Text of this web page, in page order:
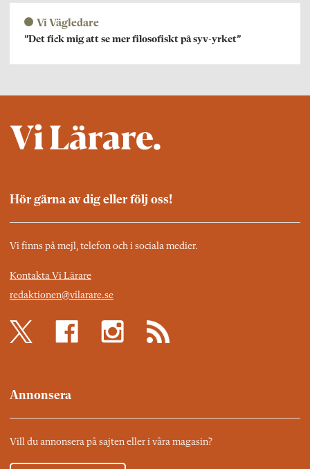
Vi Vägledare
”Det fick mig att se mer filosofiskt på syv-yrket”
Hör gärna av dig eller följ oss!
Vi finns på mejl, telefon och i sociala medier.
Kontakta Vi Lärare
redaktionen@vilarare.se
Annonsera
Vill du annonsera på sajten eller i våra magasin?